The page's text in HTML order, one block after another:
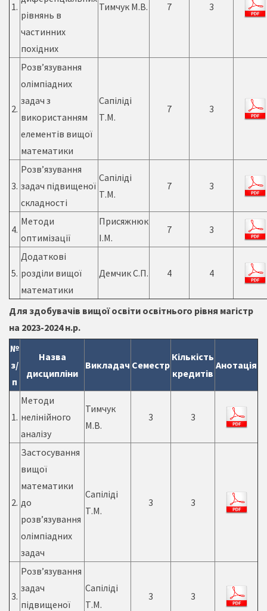
1.
рівнянь в
частинних
похідних
Тимчук М.В. 7 3
2.
Розв’язування
олімпіадних
задач з
використанням
елементів вищої
математики
Сапіліді
Т.М.
7 3
3.
Розв’язування
задач підвищеної
складності
Сапіліді
Т.М.
7 3
4.
Методи
оптимізації
Присяжнюк
І.М.
7 3
5.
Додаткові
розділи вищої
математики
Демчик С.П. 4 4
Для здобувачів вищої освіти освітнього рівня магістр
на 2023-2024 н.р.
№
з/
п
Назва
дисципліни
Викладач Семестр
Кількість
кредитів
Анотація
1.
Методи
нелінійного
аналізу
Тимчук
М.В.
3 3
2.
Застосування
вищої
математики
до
розв’язування
олімпіадних
задач
Сапіліді
Т.М.
3 3
3.
Розв’язування
задач
підвищеної
Сапіліді
Т.М.
3 3